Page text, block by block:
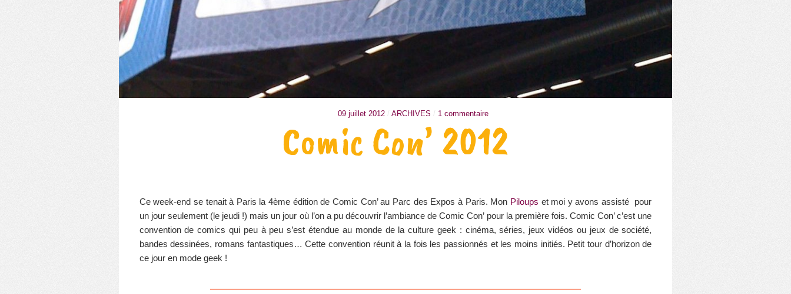
09 juillet 2012/ ARCHIVES / 1 commentaire
Comic Con’ 2012
Ce week-end se tenait à Paris la 4ème édition de Comic Con’ au Parc des Expos à Paris. Mon Piloups et moi y avons assisté pour
un jour seulement (le jeudi !) mais un jour où l’on a pu découvrir l’ambiance de Comic Con’ pour la première fois. Comic Con’ c’est une
convention de comics qui peu à peu s’est étendue au monde de la culture geek : cinéma, séries, jeux vidéos ou jeux de société,
bandes dessinées, romans fantastiques… Cette convention réunit à la fois les passionnés et les moins initiés. Petit tour d’horizon de
ce jour en mode geek !